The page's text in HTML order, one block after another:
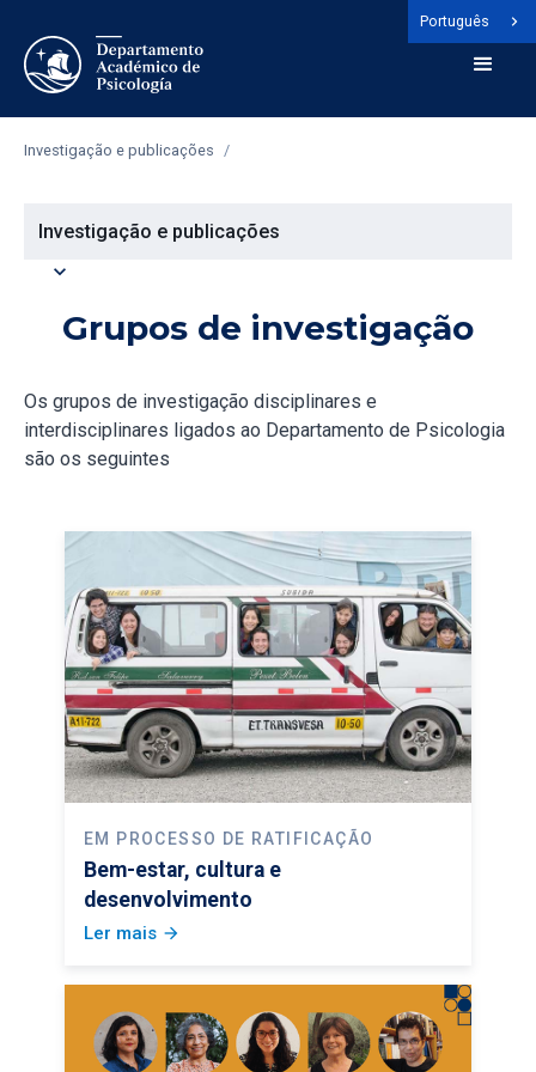
Português
Investigação e publicações /
Investigação e publicações
expand_more
Grupos de investigação
Os grupos de investigação disciplinares e
interdisciplinares ligados ao Departamento de Psicologia
são os seguintes
EM PROCESSO DE RATIFICAÇÃO
Bem-estar, cultura e
desenvolvimento
Ler mais arrow_forward